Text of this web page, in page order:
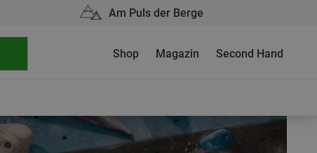
Am Puls der Berge
Shop Magazin Second Hand